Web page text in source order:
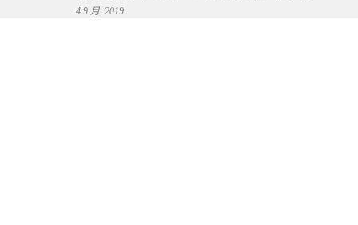
4 9 月, 2019